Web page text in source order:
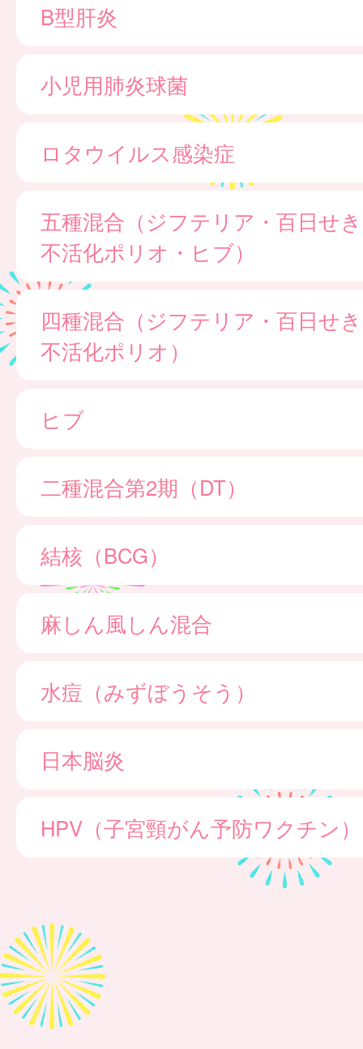
B型肝炎
小児用肺炎球菌
ロタウイルス感染症
五種混合（ジフテリア・百日せ
不活化ポリオ・ヒブ）
四種混合（ジフテリア・百日せ
不活化ポリオ）
ヒブ
二種混合第2期（DT）
結核（BCG）
麻しん風しん混合
水痘（みずぼうそう）
日本脳炎
HPV（子宮頸がん予防ワクチン）